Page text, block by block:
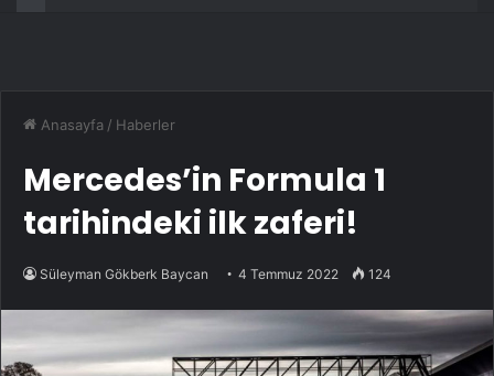
Anasayfa / Haberler
Mercedes’in Formula 1
tarihindeki ilk zaferi!
Süleyman Gökberk Baycan 4 Temmuz 2022 124